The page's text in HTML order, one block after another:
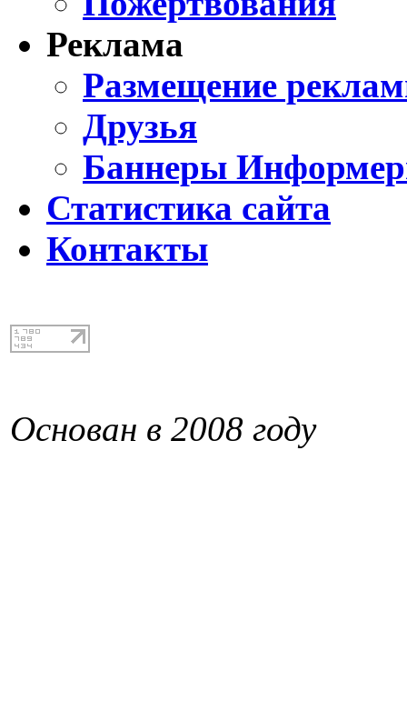
Реклама
Размещение
Друзья
Баннеры
Статистика сайта
Контакты
Основан в 2008 году